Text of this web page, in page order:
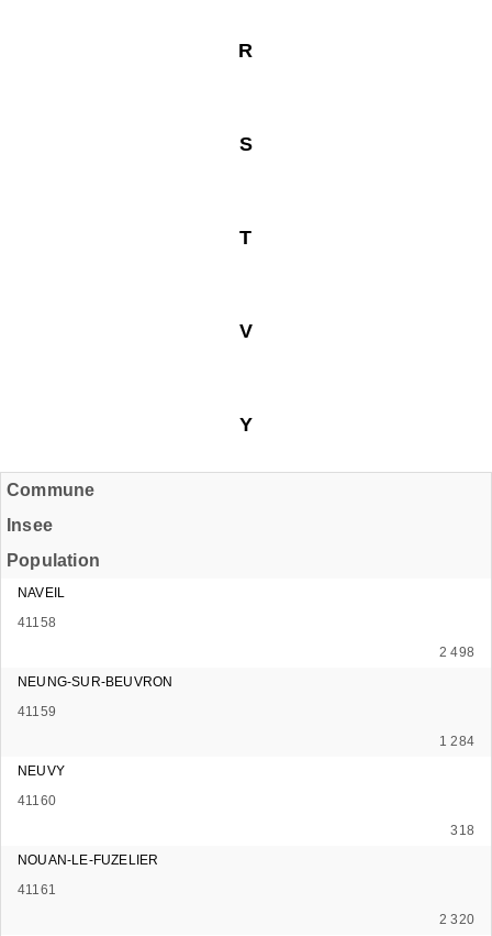
R
S
T
V
Y
Commune
Insee
Population
NAVEIL
41158
2 498
NEUNG-SUR-BEUVRON
41159
1 284
NEUVY
41160
318
NOUAN-LE-FUZELIER
41161
2 320